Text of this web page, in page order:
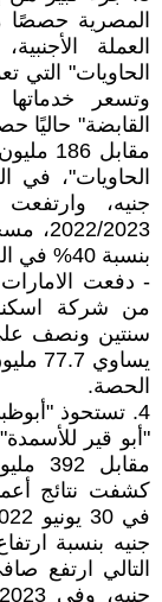
المصرية حصصًا
العملة
الحاويات"
وتسعر
مقابل
بنسبة 40% في العام التالي، لتصل إلى 6.13 مليار جنيه.
من شركة
الحصة.
كشفت نتائج